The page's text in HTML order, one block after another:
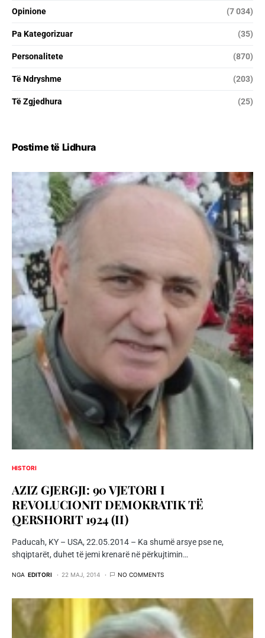
Opinione (7 034)
Pa Kategorizuar (35)
Personalitete (870)
Të Ndryshme (203)
Të Zgjedhura (25)
Postime të Lidhura
HISTORI
AZIZ GJERGJI: 90 VJETORI I
REVOLUCIONIT DEMOKRATIK TË
QERSHORIT 1924 (II)
Paducah, KY – USA, 22.05.2014 – Ka shumë arsye pse ne,
shqiptarët, duhet të jemi krenarë në përkujtimin…
NGA EDITORI 22 MAJ, 2014 NO COMMENTS